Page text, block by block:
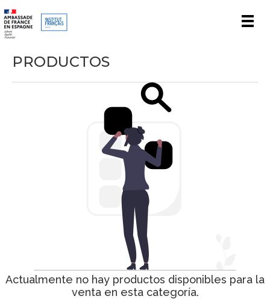
PRODUCTOS
Actualmente no hay productos disponibles para la
venta en esta categoría.